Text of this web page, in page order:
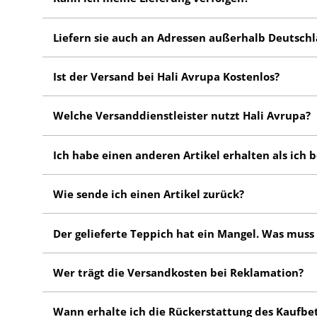
Zahlung per PayPal Express
können sie nun ihr Paket verfolgen.
Liefern sie auch an Adressen außerhalb
Ist der Versand bei Hali Avrupa Kostenlos?
Welche Versanddienstleister nutzt Hali Avrupa?
Wir nutzen folgende Versanddienstleister:
UPS
Ich habe einen anderen Artikel erhalten als ich
Wie sende ich einen Artikel zurück?
Bestenfalls Gründe der Retouren nennen.
Teppich verpacken. Bitte transportgeeignete
Retourenschein ausdrucken und auf alte
Zuletzt die Abgabe im Paketshop quittieren lassen.
Der gelieferte Teppich hat ein Mangel. Was
+49 163 6058832 oder über die offizielle Instagram
Wer trägt die Versandkosten bei Reklamation?
Wann erhalte ich die Rückerstattung des